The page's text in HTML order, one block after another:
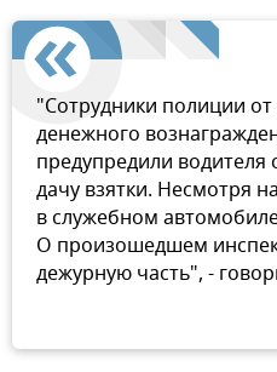
"Сотрудники полиции от
денежного
предупредили водителя
дачу взятки. Несмотря
в служебном
О произошедшем
дежурную часть", -